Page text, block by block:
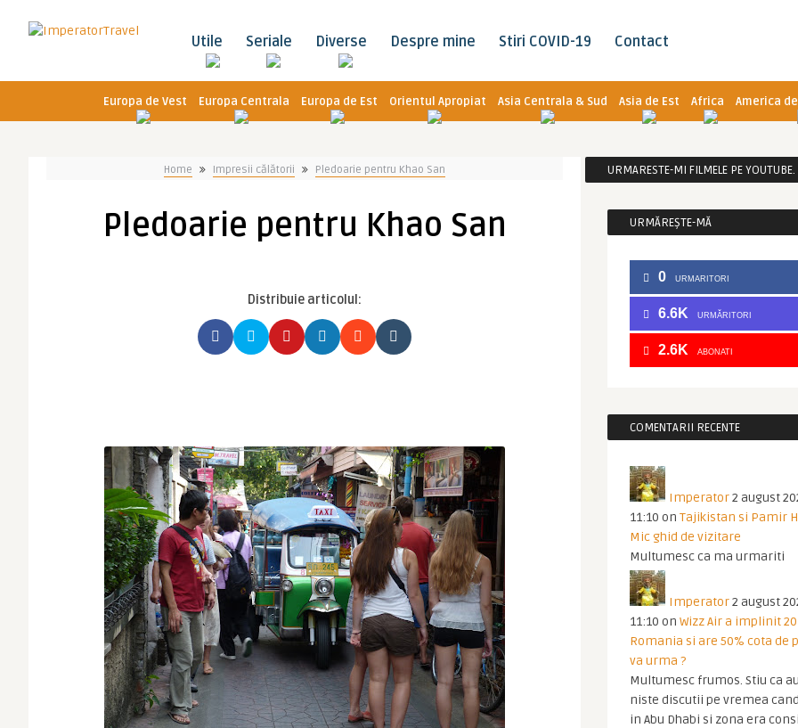
Utile Seriale Diverse Despre mine Stiri COVID-19 Contact
Europa de Vest Europa Centrala Europa de Est Orientul Apropiat Asia Centrala & Sud Asia de Est Africa America
Home Impresii călătorii Pledoarie pentru Khao San
Pledoarie pentru Khao San
Distribuie articolul:
URMARESTE-MI FILMELE PE YOUTUBE.
URMĂREȘTE-MĂ
0 URMARITORI
6.6K URMĂRITORI
2.6K ABONATI
COMENTARII RECENTE
Imperator2 august
11:10 on Tajikistan si Pamir
Mic ghid de vizitare
Multumesc ca ma urmariti
Imperator2 august
11:10 on Wizz Air a implinit
Romania si are 50% cota de
va urma ?
Multumesc frumos. Stiu ca
niste discutii pe vremea
in Abu Dhabi si zona era